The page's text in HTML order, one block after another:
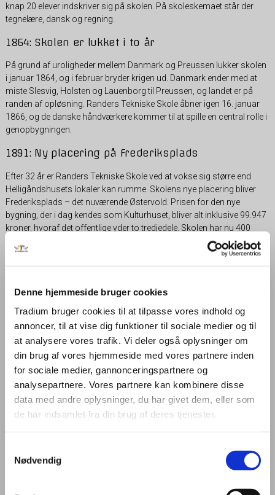
Denne hjemmeside bruger cookies
Tradium bruger cookies til at tilpasse vores indhold og
annoncer, til at vise dig funktioner til sociale medier og til
at analysere vores trafik. Vi deler også oplysninger om
din brug af vores hjemmeside med vores partnere inden
for sociale medier, gannonceringspartnere og
analysepartnere. Vores partnere kan kombinere disse
data med andre oplysninger, du har givet dem, eller som
de har indsamlet fra din brug af deres tjenester.
Nødvendig
knap 20 elever indskriver sig på skolen. På skoleskemaet står der
tegnelære, dansk og regning.
1864: Skolen er lukket i to år
På grund af uroligheder mellem Danmark og Preussen lukker skolen
i januar 1864, og i februar bryder krigen ud. Danmark ender med at
miste Slesvig, Holsten og Lauenborg til Preussen, og landet er på
randen af opløsning. Randers Tekniske Skole åbner igen 16. januar
1866, og de danske håndværkere kommer til at spille en central rolle i
genopbygningen.
1891: Ny placering på Frederiksplads
Efter 32 år er Randers Tekniske Skole ved at vokse sig større end
Helligåndshusets lokaler kan rumme. Skolens nye placering bliver
Frederiksplads – det nuværende Østervold. Prisen for den nye
bygning, der i dag kendes som Kulturhuset, bliver alt inklusive 99.947
kroner, hvoraf det offentlige yder to tredjedele. Skolen har nu 400
1911: Piger på skolebænken
Hele tre piger begynder samtidig på Randers Tekniske Skole i
skoleåret 1911-12. Det er de første piger nogensinde på skolen. En af
pigerne - tegneren Marie Hjuler – fortæller, at drengene i begyndelsen
så på de kvindelige elever med en del skepsis, men at de med tiden
blev gode kammerater. Den unge Marie Hjuler tager i fritiden ud og
maler de gamle huse i Randers.
1945: Tyskerne beslaglægger skolen
På skolen går livet sin vante gang på trods af 2. verdenskrig. I 1941
kunne man have fejret 50-årsdagen for den nye skole på
nazisterne Randers Tekniske Skole for at bruge den som lazaret.